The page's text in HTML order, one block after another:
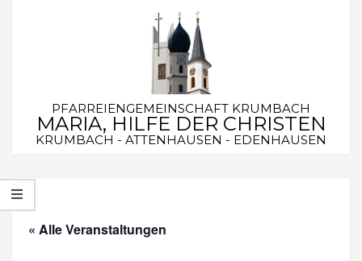
PFARREIENGEMEINSCHAFT KRUMBACH
MARIA, HILFE DER CHRISTEN
KRUMBACH - ATTENHAUSEN - EDENHAUSEN
Secondary
Navigation
« Alle Veranstaltungen